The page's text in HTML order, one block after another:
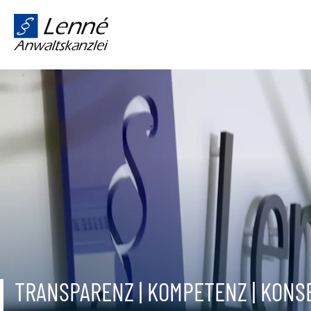
TRANSPARENZ | KOMPETENZ |